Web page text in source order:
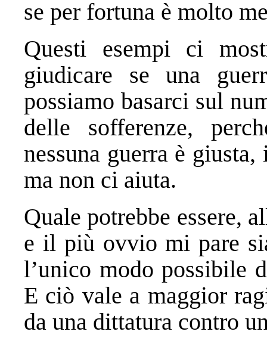
se per fortuna è molto
Questi esempi ci
giudicare se una
possiamo basarci sul
delle sofferenze,
nessuna guerra è
ma non ci aiuta.
Quale potrebbe essere,
e il più ovvio mi pare
l’unico modo possibile
E ciò vale a maggior
da una dittatura contro